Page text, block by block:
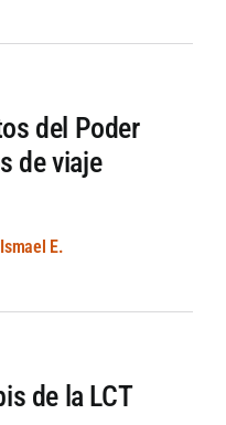
del Poder
de viaje
E.
de la LCT